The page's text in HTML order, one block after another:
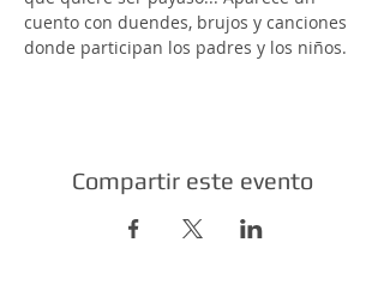
cuento con duendes, brujos y canciones
donde participan los padres y los niños.
Compartir este evento